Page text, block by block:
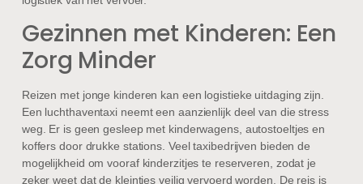
Gezinnen met Kinderen: Een
Zorg Minder
Reizen met jonge kinderen kan een logistieke uitdaging zijn.
Een luchthaventaxi neemt een aanzienlijk deel van die stress
weg. Er is geen gesleep met kinderwagens, autostoeltjes en
koffers door drukke stations. Veel taxibedrijven bieden de
mogelijkheid om vooraf kinderzitjes te reserveren, zodat je
zeker weet dat de kleintjes veilig vervoerd worden. De reis is